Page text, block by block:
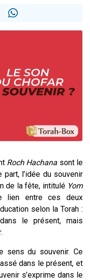
son Maasser
son Maasser
Roch Hachana sont le
part, l’idée du souvenir
de la fête, intitulé Yom
lien entre ces deux
selon la Torah :
le présent, mais
sens du souvenir. Ce
dans le présent, et
s’exprime dans le